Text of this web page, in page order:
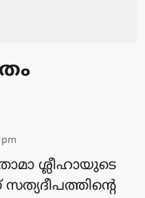
ശ്ലീഹായുടെ